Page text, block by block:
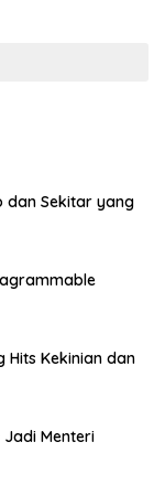
dan Sekitar yang
Hits Kekinian dan
Jadi Menteri